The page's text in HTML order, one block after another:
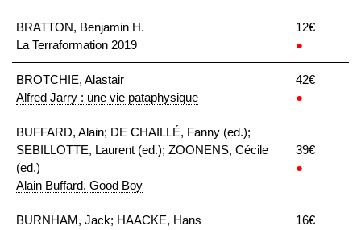
BRATTON, Benjamin H.
La Terraformation 2019
12€
●
BROTCHIE, Alastair
Alfred Jarry : une vie pataphysique
42€
●
BUFFARD, Alain; DE CHAILLÉ, Fanny (ed.);
SEBILLOTTE, Laurent (ed.); ZOONENS, Cécile
(ed.)
Alain Buffard. Good Boy
39€
●
BURNHAM, Jack; HAACKE, Hans
16€